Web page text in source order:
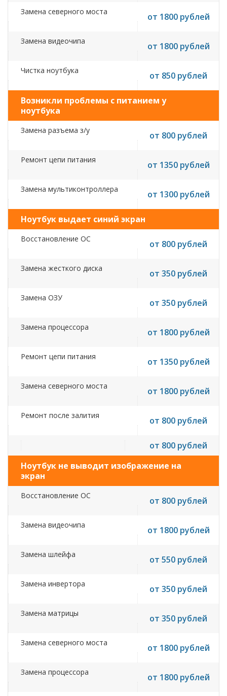
Замена северного моста от 1800 рублей
Замена видеочипа от 1800 рублей
Чистка ноутбука от 850 рублей
Возникли проблемы с питанием у
ноутбука
Замена разъема з/у от 800 рублей
Ремонт цепи питания от 1350 рублей
Замена мультиконтроллера от 1300 рублей
Ноутбук выдает синий экран
Восстановление ОС от 800 рублей
Замена жесткого диска от 350 рублей
Замена ОЗУ от 350 рублей
Замена процессора от 1800 рублей
Ремонт цепи питания от 1350 рублей
Замена северного моста от 1800 рублей
Ремонт после залития от 800 рублей
от 800 рублей
Ноутбук не выводит изображение на
экран
Восстановление ОС от 800 рублей
Замена видеочипа от 1800 рублей
Замена шлейфа от 550 рублей
Замена инвертора от 350 рублей
Замена матрицы от 350 рублей
Замена северного моста от 1800 рублей
Замена процессора от 1800 рублей